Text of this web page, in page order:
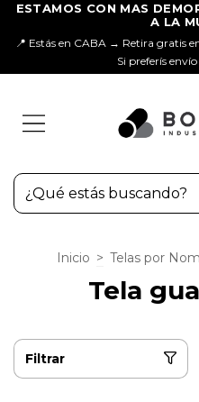
📍 Estás en CABA → Retira gratis
Si preferís
Inicio > Telas por
Tela
Filtrar